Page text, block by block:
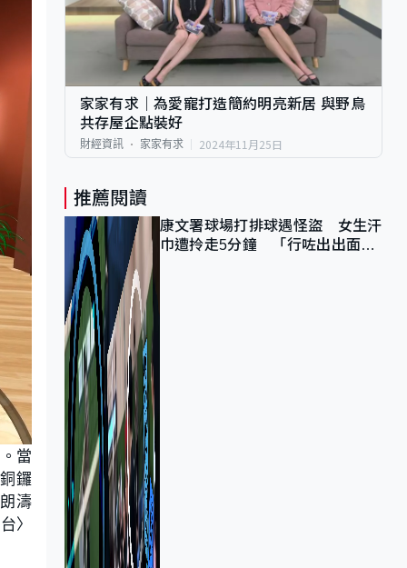
當
鑼
濤
〉
家家有求｜為愛寵打造簡約明亮新居 與野鳥
共存屋企點裝好
財經資訊 家家有求 2024年11月25日
推薦閱讀
康文署球場打排球遇怪盜 女生汗
巾遭拎走5分鐘 「行咗出出面唔